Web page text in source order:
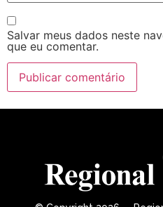
Salvar meus dados neste
que eu comentar.